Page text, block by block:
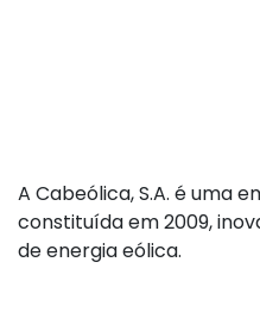
A Cabeólica, S.A. é uma
constituída em 2009,
de energia eólica.